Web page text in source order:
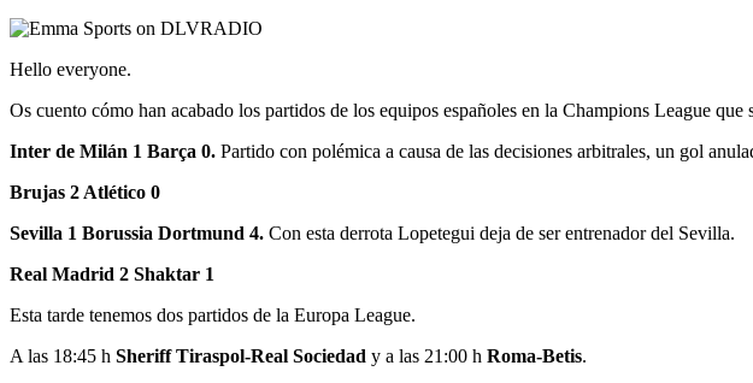
Hello everyone.
Os cuento cómo han acabado los partidos de los equipos españoles en la Champions League que
Inter de Milán 1 Barça 0. Partido con polémica a causa de las decisiones arbitrales, un gol
Brujas 2 Atlético 0
Sevilla 1 Borussia Dortmund 4. Con esta derrota Lopetegui deja de ser entrenador del Sevilla.
Real Madrid 2 Shaktar 1
Esta tarde tenemos dos partidos de la Europa League.
A las 18:45 h Sheriff Tiraspol-Real Sociedad y a las 21:00 h Roma-Betis.